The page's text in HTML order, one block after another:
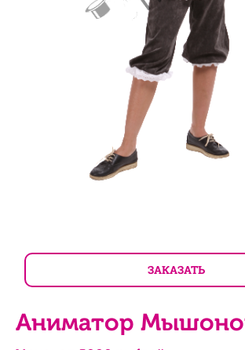
ЗАКАЗАТЬ
Аниматор